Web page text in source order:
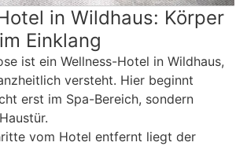
in Wildhaus: Körper
Einklang
ist ein Wellness-Hotel in Wildhaus,
versteht. Hier beginnt
erst im Spa-Bereich, sondern
vom Hotel entfernt liegt der